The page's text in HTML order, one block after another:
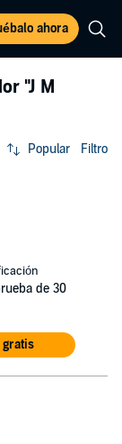
ahora
"J M
Popular Filtro
de 30
gratis